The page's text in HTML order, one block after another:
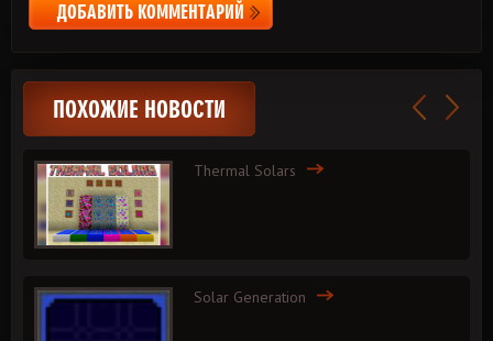
ДОБАВИТЬ КОММЕНТАРИЙ
ПОХОЖИЕ НОВОСТИ
Thermal Solars
Solar Generation